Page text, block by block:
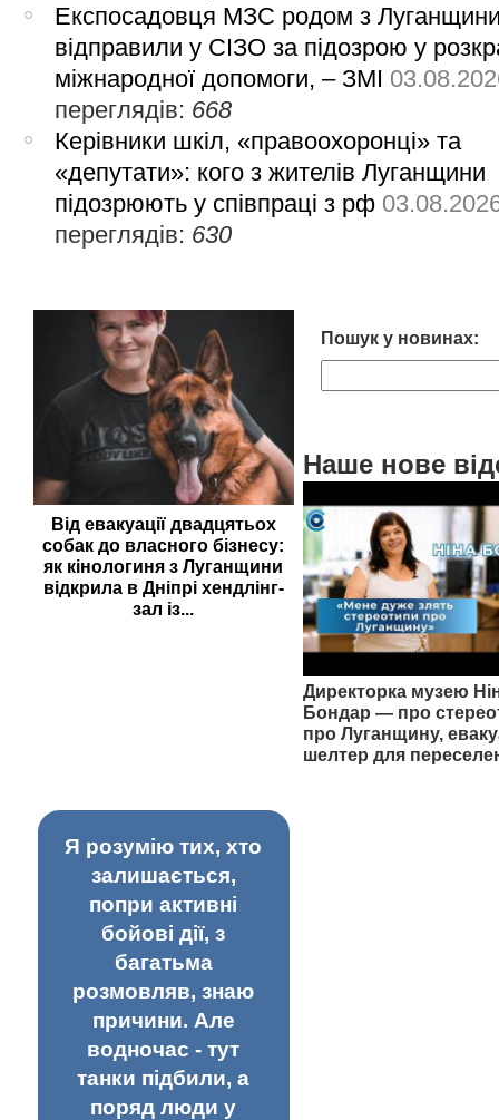
Експосадовця МЗС родом з
відправили у СІЗО за підозрою у
міжнародної допомоги, – ЗМІ
переглядів: 668
Керівники шкіл, «правоохоронці» та
«депутати»: кого з жителів Луганщини
підозрюють у співпраці з рф
переглядів: 630
Від евакуації двадцятьох
собак до власного бізнесу:
як кінологиня з Луганщини
відкрила в Дніпрі хендлінг-
зал із...
Пошук у новинах:
Наше нове
Директорка музею
Бондар — про
про Луганщину,
шелтер для
Я розумію тих, хто
залишається,
попри активні
бойові дії, з
багатьма
розмовляв, знаю
причини. Але
водночас - тут
танки підбили, а
поряд люди у